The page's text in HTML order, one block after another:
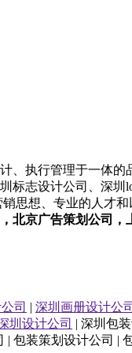
、执行管理于一体
标志设计公司 深圳
思想、专业的人才
，北京广告策划公司 ，
司 | 深圳画册设计公司
圳设计公司 | 深圳包
包装策划设计公司 |